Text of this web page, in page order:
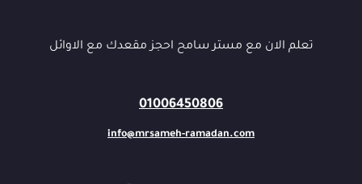
تعلم الان مع مستر سامح احجز مقعدك مع الاوائل
01006450806
info@mrsameh-ramadan.com